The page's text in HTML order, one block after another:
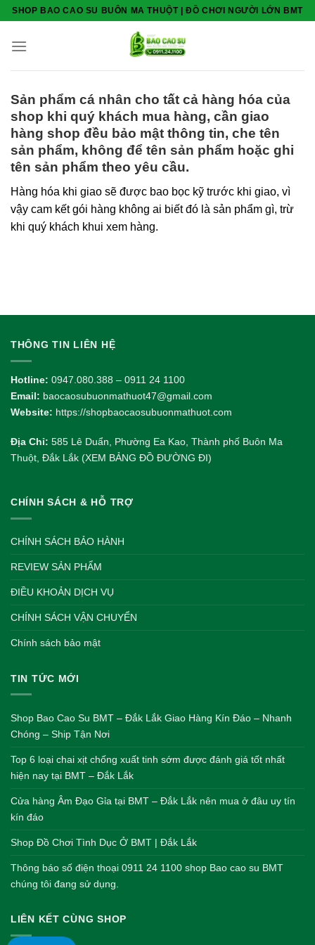
Skip
content
SHOP BAO CAO SU BUÔN MA THUỘT | ĐỒ CHƠI NGƯỜI LỚN BMT
Sản phẩm cá nhân cho tất cả hàng hóa của
shop khi quý khách mua hàng, cần giao
hàng shop đều bảo mật thông tin, che tên
sản phẩm, không để tên sản phẩm hoặc ghi
tên sản phẩm theo yêu cầu.
Hàng hóa khi giao sẽ được bao bọc kỹ trước khi giao, vì
vậy cam kết gói hàng không ai biết đó là sản phẩm gì, trừ
khi quý khách khui xem hàng.
THÔNG TIN LIÊN HỆ
Hotline: 0947.080.388 – 0911 24 1100
Email: baocaosubuonmathuot47@gmail.com
Website: https://shopbaocaosubuonmathuot.com
Địa Chỉ: 585 Lê Duẩn, Phường Ea Kao, Thành phố Buôn Ma
Thuột, Đắk Lắk (XEM BẢNG ĐỒ ĐƯỜNG ĐI)
CHÍNH SÁCH & HỖ TRỢ
CHÍNH SÁCH BẢO HÀNH
REVIEW SẢN PHẨM
ĐIỀU KHOẢN DỊCH VỤ
CHÍNH SÁCH VẬN CHUYỂN
Chính sách bảo mật
TIN TỨC MỚI
Shop Bao Cao Su BMT – Đắk Lắk Giao Hàng Kín Đáo – Nhanh
Chóng – Ship Tận Nơi
Top 6 loại chai xịt chống xuất tinh sớm được đánh giá tốt nhất
hiện nay tại BMT – Đắk Lắk
Cửa hàng Âm Đạo Gỉa tại BMT – Đắk Lắk nên mua ở đâu uy tín
kín đáo
Shop Đồ Chơi Tình Dục Ở BMT | Đắk Lắk
Thông báo số điện thoại 0911 24 1100 shop Bao cao su BMT
chúng tôi đang sử dụng.
LIÊN KẾT CÙNG SHOP